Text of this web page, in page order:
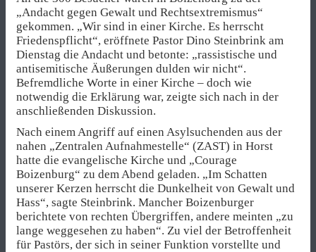
„Andacht gegen Gewalt und Rechtsextremismus“
gekommen. „Wir sind in einer Kirche. Es herrscht
Friedenspflicht“, eröffnete Pastor Dino Steinbrink am
Dienstag die Andacht und betonte: „rassistische und
antisemitische Äußerungen dulden wir nicht“.
Befremdliche Worte in einer Kirche – doch wie
notwendig die Erklärung war, zeigte sich nach in der
anschließenden Diskussion.
Nach einem Angriff auf einen Asylsuchenden aus der
nahen „Zentralen Aufnahmestelle“ (ZAST) in Horst
hatte die evangelische Kirche und „Courage
Boizenburg“ zu dem Abend geladen. „Im Schatten
unserer Kerzen herrscht die Dunkelheit von Gewalt und
Hass“, sagte Steinbrink. Mancher Boizenburger
berichtete von rechten Übergriffen, andere meinten „zu
lange weggesehen zu haben“. Zu viel der Betroffenheit
für Pastörs, der sich in seiner Funktion vorstellte und